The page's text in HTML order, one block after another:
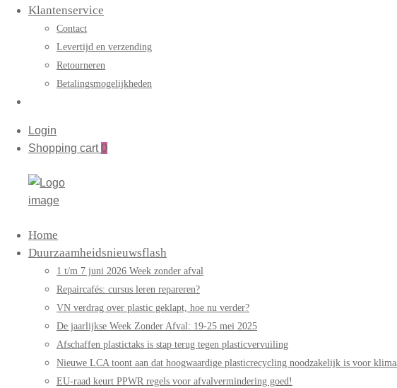
Klantenservice
Contact
Levertijd en verzending
Retourneren
Betalingsmogelijkheden
Login
Shopping cart 0
Home
Duurzaamheidsnieuwsflash
1 t/m 7 juni 2026 Week zonder afval
Repaircafés: cursus leren repareren?
VN verdrag over plastic geklapt, hoe nu verder?
De jaarlijkse Week Zonder Afval: 19-25 mei 2025
Afschaffen plastictaks is stap terug tegen plasticvervuiling
Nieuwe LCA toont aan dat hoogwaardige plasticrecycling noodzakelijk is voor
EU-raad keurt PPWR regels voor afvalvermindering goed!